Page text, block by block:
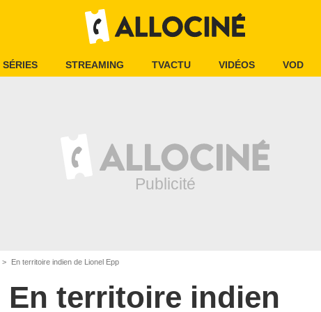
SÉRIES STREAMING TVACTU VIDÉOS VOD
En territoire indien de Lionel Epp
En territoire indien